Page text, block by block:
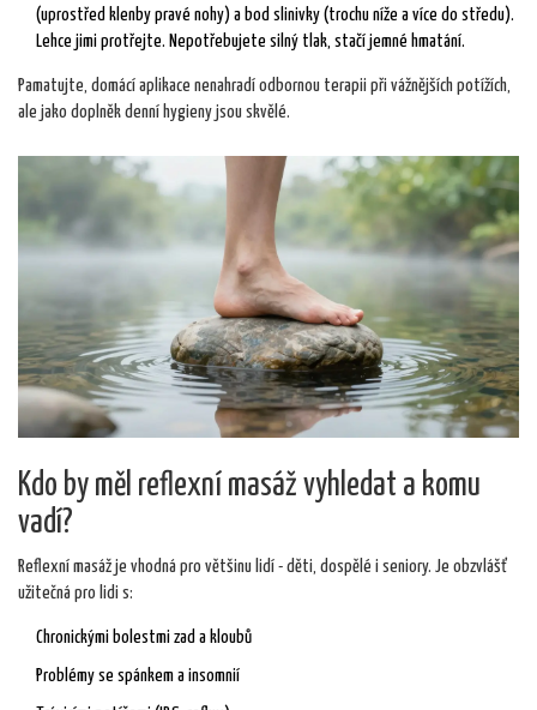
(uprostřed klenby pravé nohy) a bod slinivky (trochu níže a více do středu).
Lehce jimi protřejte. Nepotřebujete silný tlak, stačí jemné hmatání.
Pamatujte, domácí aplikace nenahradí odbornou terapii při vážnějších potížích,
ale jako doplněk denní hygieny jsou skvělé.
Kdo by měl reflexní masáž vyhledat a komu
vadí?
Reflexní masáž je vhodná pro většinu lidí - děti, dospělé i seniory. Je obzvlášť
užitečná pro lidi s:
Chronickými bolestmi zad a kloubů
Problémy se spánkem a insomnií